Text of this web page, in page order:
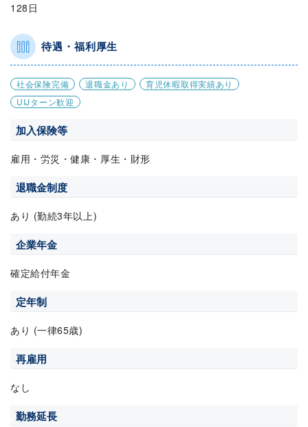
128日
待遇・福利厚生
社会保険完備 退職金あり
育児休暇取得実績あり
UIJターン歓迎
加入保険等
雇用・労災・健康・厚生・財形
退職金制度
あり (勤続3年以上)
企業年金
確定給付年金
定年制
あり (一律65歳)
再雇用
なし
勤務延長